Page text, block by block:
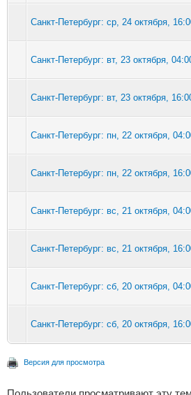
Санкт-Петербург: ср, 24 октября,
Санкт-Петербург: вт, 23 октября,
Санкт-Петербург: вт, 23 октября,
Санкт-Петербург: пн, 22 октября,
Санкт-Петербург: пн, 22 октября,
Санкт-Петербург: вс, 21 октября,
Санкт-Петербург: вс, 21 октября,
Санкт-Петербург: сб, 20 октября,
Санкт-Петербург: сб, 20 октября,
Версия для просмотра